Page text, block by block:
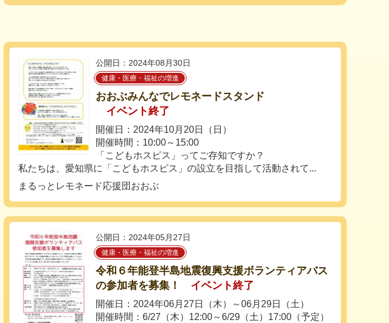
公開日：2024年08月30日
健康・医療・福祉の増進
おおぶみんなでレモネードスタンド
イベント終了
開催日：2024年10月20日（日）
開催時間：10:00～15:00
「こどもホスピス」ってご存知ですか？
私たちは、愛知県に「こどもホスピス」の設立を目指して活動されて...
まるっとレモネード応援団おおぶ
公開日：2024年05月27日
健康・医療・福祉の増進
令和６年能登半島地震復興支援ボランティアバス
の参加者を募集！
イベント終了
開催日：2024年06月27日（木）～06月29日（土）
開催時間：6/27（木）12:00～6/29（土）17:00（予定）